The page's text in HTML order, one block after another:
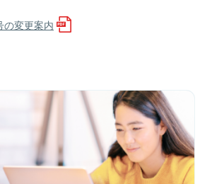
の変更案内